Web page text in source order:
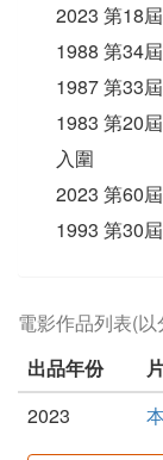
2023 第18
1988 第34
1987 第33
1983 第20
入圍
2023 第60
1993 第30
電影作品列表(以
出品年份
2023